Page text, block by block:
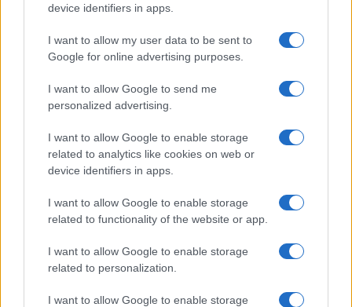
device identifiers in apps.
I want to allow my user data to be sent to
Google for online advertising purposes.
I want to allow Google to send me
personalized advertising.
I want to allow Google to enable storage
related to analytics like cookies on web or
device identifiers in apps.
I want to allow Google to enable storage
related to functionality of the website or app.
I want to allow Google to enable storage
related to personalization.
I want to allow Google to enable storage
Η Βάνα Παπαευαγγέλου ανακοίνωσε επίσης και τα
τελευταία δεδομένα για τις νοσηλείες των παιδιών από
τον κορωνοϊό.